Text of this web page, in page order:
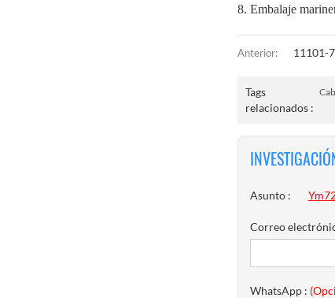
8. Embalaje
Anterior: 11101-
Tags
relacionados :
Asunto :
Correo
WhatsApp :